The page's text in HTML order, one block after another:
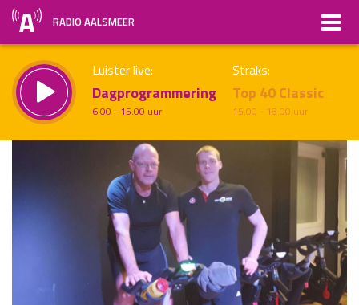
RADIO AALSMEER
Luister live:
Dagprogrammering
6.00 - 15.00 uur
Straks:
Top 40 Classic
15.00 - 18.00 uur
Vorig uur uur 1 van x Volgend uur